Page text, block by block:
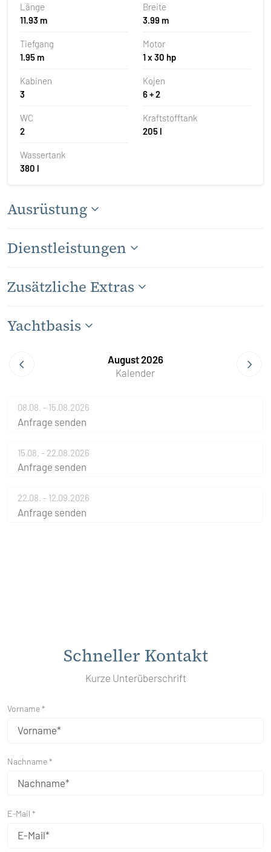
Länge
11.93 m
Breite
3.99 m
Tiefgang
1.95 m
Motor
1 x 30 hp
Kabinen
3
Kojen
6 + 2
WC
2
Kraftstofftank
205 l
Wassertank
380 l
Ausrüstung
Dienstleistungen
Zusätzliche Extras
Yachtbasis
August 2026
Kalender
08.08. - 15.08.2026
Anfrage senden
15.08. - 22.08.2026
Anfrage senden
22.08. - 12.09.2026
Anfrage senden
Schneller Kontakt
Kurze Unterüberschrift
Vorname *
Nachname *
E-Mail *